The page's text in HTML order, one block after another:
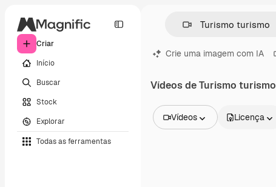
Criar
Início
Buscar
Stock
Explorar
Todas as ferramentas
Crie uma imagem com IA
Vídeos de Turismo turismo
Vídeos Licença